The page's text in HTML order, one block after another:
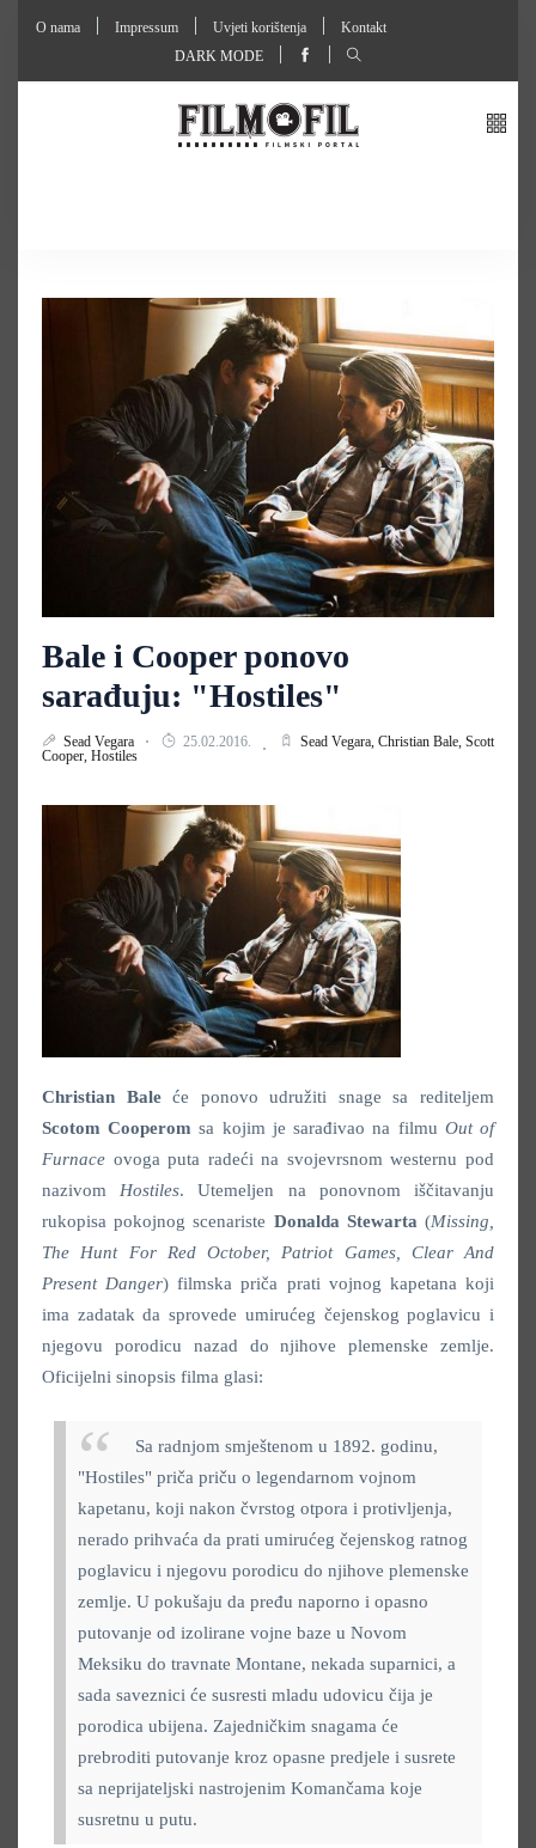
O nama Impressum Uvjeti korištenja
Kontakt
DARK MODE
Bale i Cooper ponovo
sarađuju: "Hostiles"
Sead Vegara 25.02.2016. Sead Vegara, Christian Bale, Scott
Cooper, Hostiles
Christian Baleće ponovo udružiti snage sa rediteljem
Scotom Cooperom sa kojim je sarađivao na filmu Out of
Furnace ovoga puta radeći na svojevrsnom westernu pod
nazivom Hostiles. Utemeljen na ponovnom iščitavanju
rukopisa pokojnog scenariste Donalda Stewarta (Missing,
The Hunt For Red October, Patriot Games, Clear And
Present Danger) filmska priča prati vojnog kapetana koji
ima zadatak da sprovede umirućeg čejenskog poglavicu i
njegovu porodicu nazad do njihove plemenske zemlje.
Oficijelni sinopsis filma glasi:
Sa radnjom smještenom u 1892. godinu,
"Hostiles" priča priču o legendarnom vojnom
kapetanu, koji nakon čvrstog otpora i protivljenja,
nerado prihvaća da prati umirućeg čejenskog ratnog
poglavicu i njegovu porodicu do njihove plemenske
zemlje. U pokušaju da pređu naporno i opasno
putovanje od izolirane vojne baze u Novom
Meksiku do travnate Montane, nekada suparnici, a
sada saveznici će susresti mladu udovicu čija je
porodica ubijena. Zajedničkim snagama će
prebroditi putovanje kroz opasne predjele i susrete
sa neprijateljski nastrojenim Komančama koje
susretnu u putu.